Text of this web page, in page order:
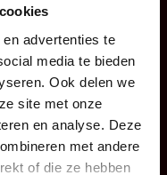
advertenties te
media te bieden
Ook delen we
site met onze
en analyse. Deze
met andere
of die ze hebben